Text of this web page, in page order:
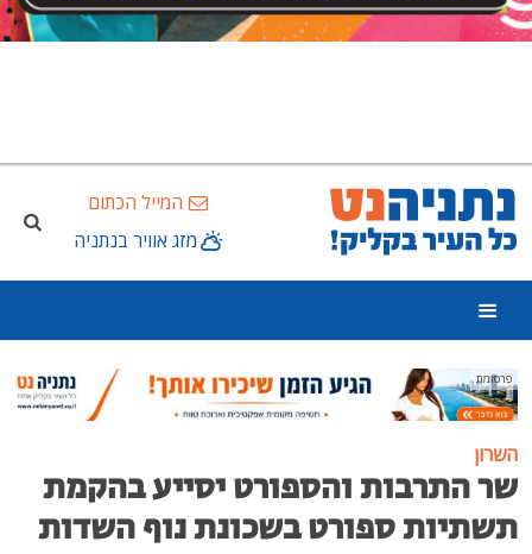
המייל הכתום
מזג אוויר בנתניה
פרסומת
השרון
שר התרבות והספורט יסייע בהקמת
תשתיות ספורט בשכונת נוף השדות